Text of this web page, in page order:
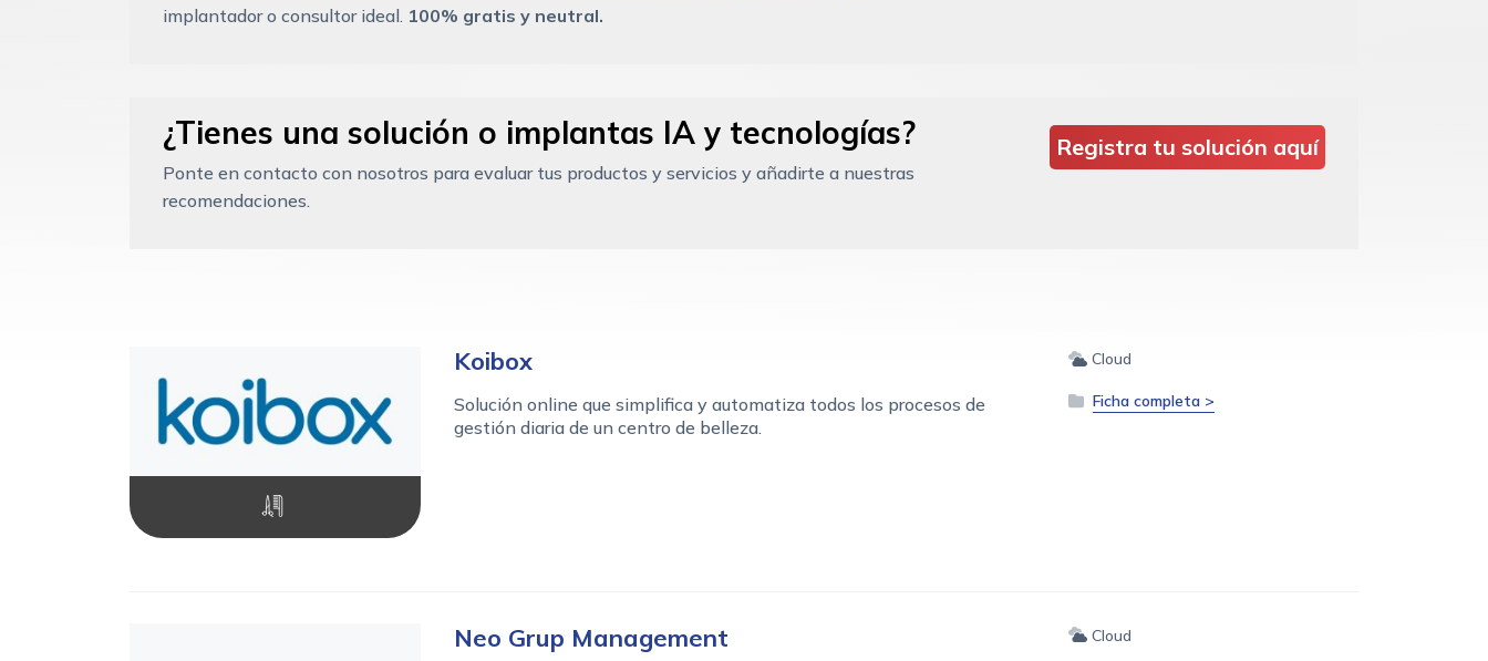
implantador o consultor ideal. 100% gratis y neutral.
¿Tienes una solución o implantas IA y tecnologías?
Ponte en contacto con nosotros para evaluar tus productos y servicios y añadirte a nuestras
recomendaciones.
Registra tu solución aquí
Koibox
Solución online que simplifica y automatiza todos los procesos de
gestión diaria de un centro de belleza.
Cloud
Ficha completa >
Neo Grup Management Cloud